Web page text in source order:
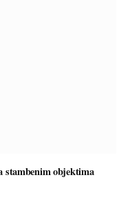
stambenim objektima